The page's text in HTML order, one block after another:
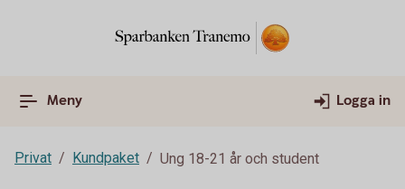
Meny Logga in
Privat Kundpaket Ung 18-21 år och student